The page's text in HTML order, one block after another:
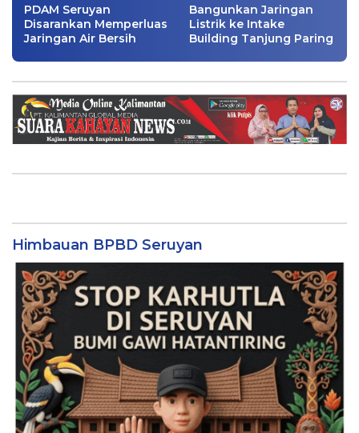
PDAM Seruyan
Disarankan Memperluas
Jaringan Air Bersih
Bangunkan Jaringan
Listrik ke Intake
Building Tanjung Paring
Himbauan BPBD Seruyan